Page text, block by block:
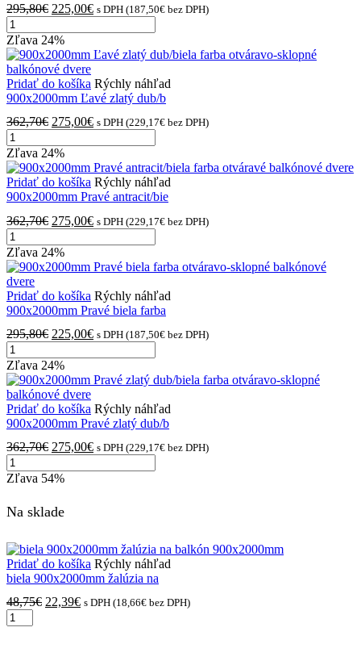
balkónové
dvere
295,80€ Pôvodná
bola:
295,80€.
225,00€Aktuálna
je:
225,00€.
s DPH (187,50€ bez DPH)
množstvo
900x2000mm
Ľavé
biela
farba
otváravo-
balkónové
dvere
Zľava 24%
Pridať do košíka Rýchly náhľad
900x2000mm Ľavé zlatý dub/b
362,70€ Pôvodná
bola:
362,70€.
275,00€Aktuálna
je:
275,00€.
s DPH (229,17€ bez DPH)
množstvo
900x2000mm
Ľavé
zlatý
dub/biela
otváravo-
sklopné
balkónové
dvere
Zľava 24%
Pridať do košíka Rýchly náhľad
900x2000mm Pravé antracit/bie
362,70€ Pôvodná
bola:
362,70€.
275,00€Aktuálna
je:
275,00€.
s DPH (229,17€ bez DPH)
množstvo
900x2000mm
Pravé
antracit/biela
farba
otváravé
dvere
Zľava 24%
Pridať do košíka Rýchly náhľad
900x2000mm Pravé biela farba
295,80€ Pôvodná
bola:
295,80€.
225,00€Aktuálna
je:
225,00€.
s DPH (187,50€ bez DPH)
množstvo
900x2000mm
Pravé
biela
farba
otváravo-
balkónové
dvere
Zľava 24%
Pridať do košíka Rýchly náhľad
900x2000mm Pravé zlatý dub/b
362,70€ Pôvodná
bola:
275,00€Aktuálna
je:
s DPH (229,17€ bez DPH)
množstvo
900x2000mm
zlatý
dub/biela
otváravo-
sklopné
balkónové
Zľava 54%
Na sklade
Pridať do košíka Rýchly náhľad
biela 900x2000mm žalúzia na
48,75€ Pôvodná
22,39€Aktuálna
s DPH (18,66€ bez DPH)
množstvo
biela